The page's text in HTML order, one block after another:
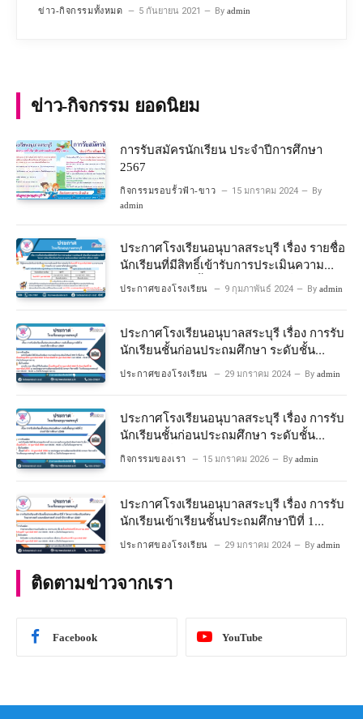
ข่าว-กิจกรรมทั้งหมด 5 กันยายน 2021 By admin
ข่าว-กิจกรรม ยอดนิยม
การรับสมัครนักเรียน ประจำปีการศึกษา
2567
กิจกรรมรอบรั้วฟ้า-ขาว 15 มกราคม 2024 By
admin
ประกาศโรงเรียนอนุบาลสระบุรี เรื่อง รายชื่อ
นักเรียนที่มีสิทธิ์เข้ารับการประเมินความ
พร้อมเข้าเรียนชั้นประถมศึกษาปีที่ 1
ประกาศของโรงเรียน 9 กุมภาพันธ์ 2024 By admin
ประกาศโรงเรียนอนุบาลสระบุรี เรื่อง การรับ
นักเรียนชั้นก่อนประถมศึกษา ระดับชั้น
ประกาศของโรงเรียน 29 มกราคม 2024 By admin
ประกาศโรงเรียนอนุบาลสระบุรี เรื่อง การรับ
นักเรียนชั้นก่อนประถมศึกษา ระดับชั้น
อนุบาลปีที่ ๒ ประจำปีการศึกษา ๒๕๖๙
กิจกรรมของเรา 15 มกราคม 2026 By admin
ประกาศโรงเรียนอนุบาลสระบุรี เรื่อง การรับ
นักเรียนเข้าเรียนชั้นประถมศึกษาปีที่ 1
โครงการห้องเรียนพิเศษ วิทยาศาสตร์ และ
ประกาศของโรงเรียน 29 มกราคม 2024 By admin
ติดตามข่าวจากเรา
Facebook YouTube